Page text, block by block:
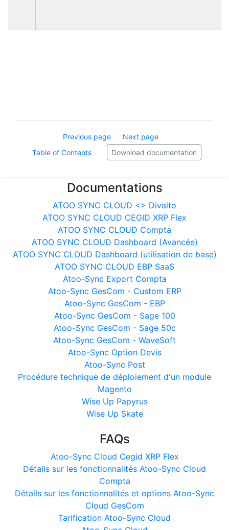
Previous page
Next page
Table of Contents
Download documentation
Documentations
ATOO SYNC CLOUD <> Divalto
ATOO SYNC CLOUD CEGID XRP Flex
ATOO SYNC CLOUD Compta
ATOO SYNC CLOUD Dashboard (Avancée)
ATOO SYNC CLOUD Dashboard (utilisation de base)
ATOO SYNC CLOUD EBP SaaS
Atoo-Sync Export Compta
Atoo-Sync GesCom - Custom ERP
Atoo-Sync GesCom - EBP
Atoo-Sync GesCom - Sage 100
Atoo-Sync GesCom - Sage 50c
Atoo-Sync GesCom - WaveSoft
Atoo-Sync Option Devis
Atoo-Sync Post
Procédure technique de déploiement d'un module
Magento
Wise Up Papyrus
Wise Up Skate
FAQs
Atoo-Sync Cloud Cegid XRP Flex
Détails sur les fonctionnalités Atoo-Sync Cloud
Compta
Détails sur les fonctionnalités et options Atoo-Sync
Cloud GesCom
Tarification Atoo-Sync Cloud